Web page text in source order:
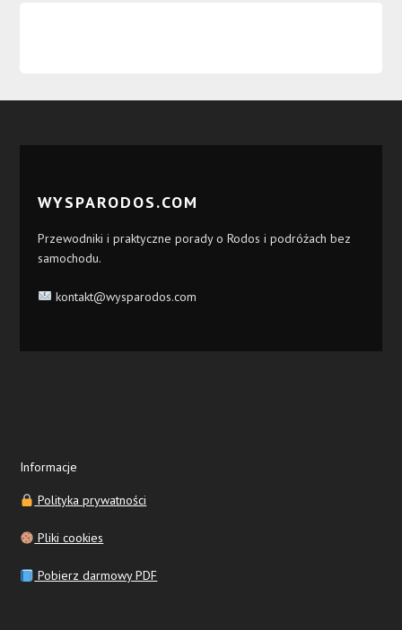
WYSPARODOS.COM
Przewodniki i praktyczne porady o Rodos i podróżach bez
samochodu.
kontakt@wysparodos.com
Informacje
Polityka prywatności
Pliki cookies
Pobierz darmowy PDF